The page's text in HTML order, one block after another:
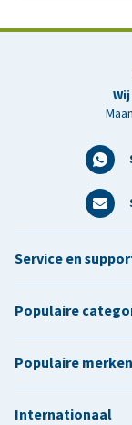
Service en
Populaire
Populaire merken
Internationaal